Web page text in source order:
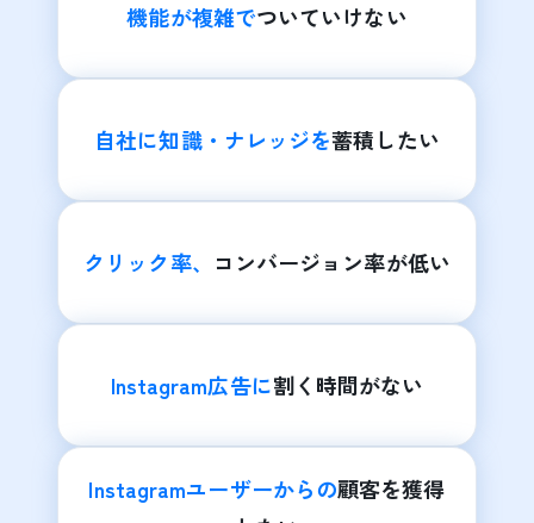
機能が複雑でついていけない
自社に知識・ナレッジを蓄積したい
クリック率、 コンバージョン率が低い
Instagram広告に割く時間がない
Instagramユーザーからの顧客を獲得